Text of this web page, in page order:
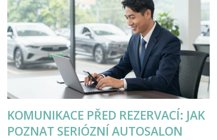
KOMUNIKACE PŘED REZERVACÍ: JAK
POZNAT SERIÓZNÍ AUTOSALON